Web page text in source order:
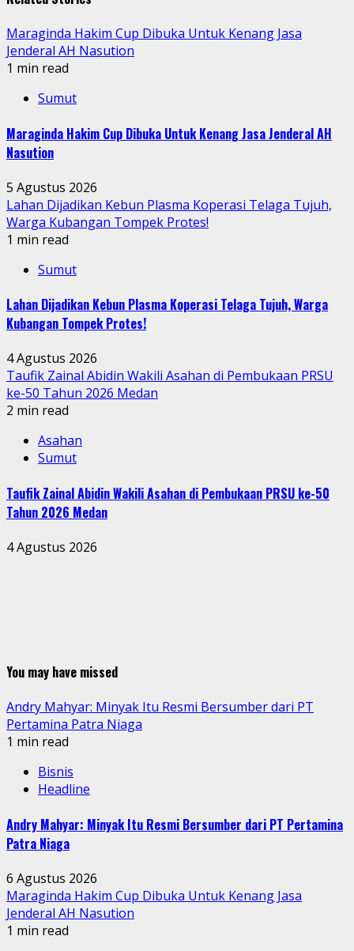
Maraginda Hakim Cup Dibuka Untuk Kenang Jasa
Jenderal AH Nasution
1 min read
Sumut
Maraginda Hakim Cup Dibuka Untuk Kenang Jasa Jenderal AH
Nasution
5 Agustus 2026
Lahan Dijadikan Kebun Plasma Koperasi Telaga Tujuh,
Warga Kubangan Tompek Protes!
1 min read
Sumut
Lahan Dijadikan Kebun Plasma Koperasi Telaga Tujuh, Warga
Kubangan Tompek Protes!
4 Agustus 2026
Taufik Zainal Abidin Wakili Asahan di Pembukaan PRSU
ke-50 Tahun 2026 Medan
2 min read
Asahan
Sumut
Taufik Zainal Abidin Wakili Asahan di Pembukaan PRSU ke-50
Tahun 2026 Medan
4 Agustus 2026
You may have missed
Andry Mahyar: Minyak Itu Resmi Bersumber dari PT
Pertamina Patra Niaga
1 min read
Bisnis
Headline
Andry Mahyar: Minyak Itu Resmi Bersumber dari PT Pertamina
Patra Niaga
6 Agustus 2026
Maraginda Hakim Cup Dibuka Untuk Kenang Jasa
Jenderal AH Nasution
1 min read